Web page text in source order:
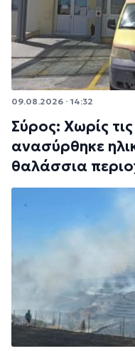
09.08.2026 · 14:32
Σύρος: Χωρίς
ανασύρθηκε
θαλάσσια